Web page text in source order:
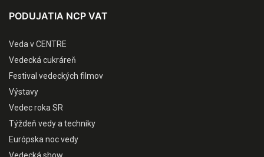
PODUJATIA NCP VAT
Veda v CENTRE
Vedecká cukráreň
Festival vedeckých filmov
Výstavy
Vedec roka SR
Týždeň vedy a techniky
Európska noc vedy